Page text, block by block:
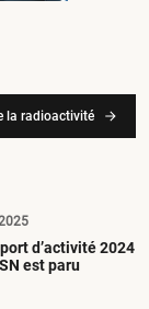
la radioactivité
d’activité 2024
est paru